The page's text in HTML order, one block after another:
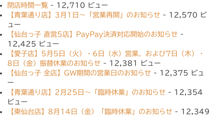
閉店時間一覧 - 12,710 ビュー
【青葉通り店】3月1日〜「営業再開」のお知らせ - 12,570 ビ
ュー
【仙台っ子 直営5店】PayPay決済対応開始のお知らせ -
12,425 ビュー
【愛子店】5月5日（火）・6日（水）営業、および7日（木）・
8日（金）振替休業のお知らせ - 12,381 ビュー
【仙台っ子 全店】GW期間の営業日のお知らせ - 12,375 ビュ
ー
【青葉通り店】2月25日〜「臨時休業」のお知らせ - 12,354
ビュー
【東仙台店】8月14日（金）「臨時休業」のお知らせ - 12,349